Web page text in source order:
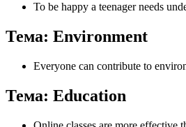
To be happy a teenager needs
Тема: Environment
Everyone can contribute to
Тема: Education